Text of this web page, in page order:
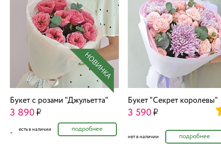
Букет с розами "Джульетта"
3 890
есть в наличии подробнее
Букет "Секрет королевы"
3 590
нет в наличии подробнее